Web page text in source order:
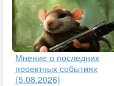
Мнение о последних
проектных событиях
(5.08.2026)